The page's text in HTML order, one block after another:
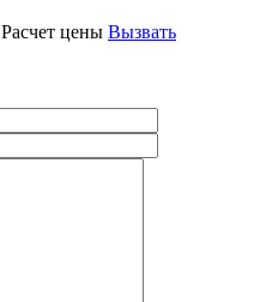
Расчет цены Вызвать